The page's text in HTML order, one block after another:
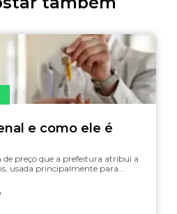
e como ele é
de preço que a prefeitura atribui a
usada principalmente para…